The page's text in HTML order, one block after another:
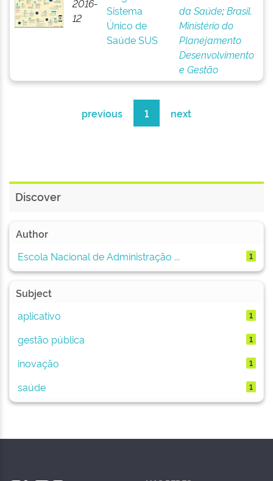
2016-
12
Sistema
Único de
Saúde SUS
da Saúde;Brasil.
Ministério do
Planejamento
Desenvolvimento
e Gestão
previous 1 next
Discover
Author
Escola Nacional de Administração ...
1
Subject
aplicativo
1
gestão pública 1
inovação 1
saúde 1